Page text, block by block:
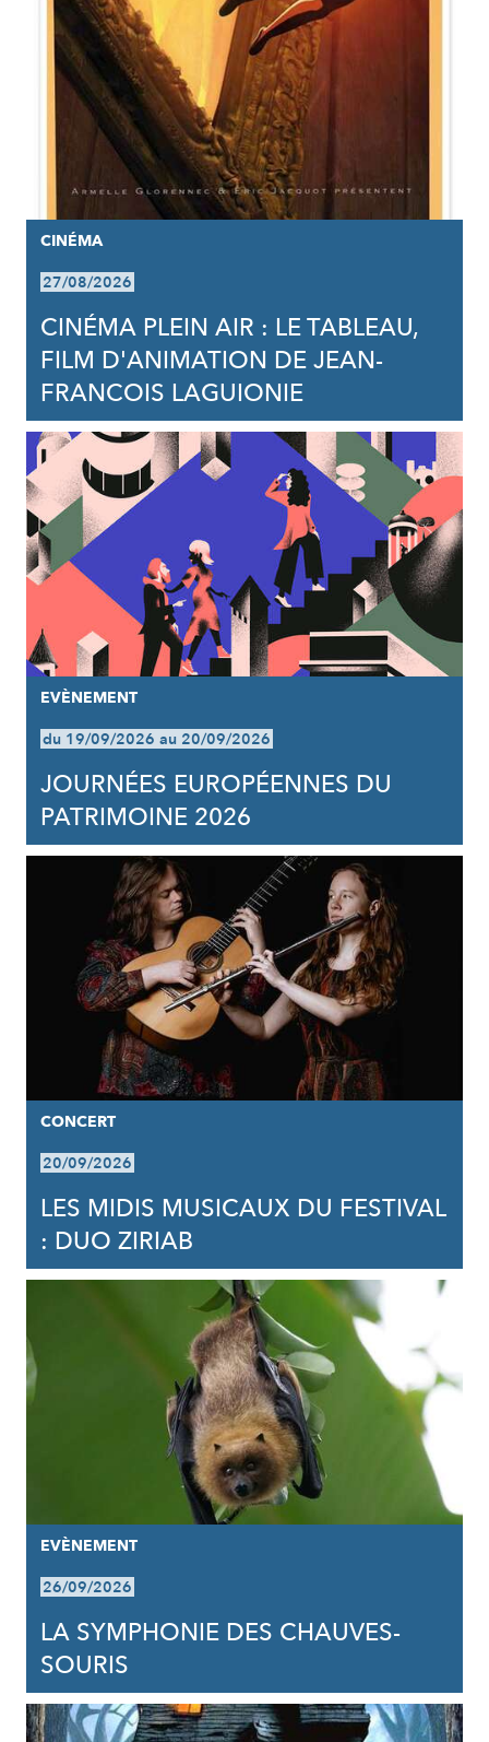
CINÉMA
27/08/2026
CINÉMA PLEIN AIR : LE TABLEAU,
FILM D'ANIMATION DE JEAN-
FRANCOIS LAGUIONIE
EVÈNEMENT
du 19/09/2026 au 20/09/2026
JOURNÉES EUROPÉENNES DU
PATRIMOINE 2026
CONCERT
20/09/2026
LES MIDIS MUSICAUX DU FESTIVAL
: DUO ZIRIAB
EVÈNEMENT
26/09/2026
LA SYMPHONIE DES CHAUVES-
SOURIS